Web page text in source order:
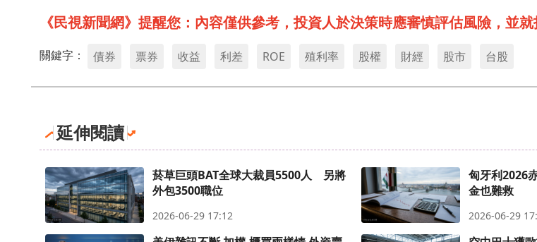
《民視新聞網》提醒您：內容僅供參考，投資人於決策時應審慎評估風險，並就
關鍵字： 債券 票券 收益 利差 ROE 殖利率 股權 財經 股市 台股
延伸閱讀
菸草巨頭BAT全球大裁員5500人 另將
外包3500職位
2026-06-29 17:12
匈牙利2026
金也難救
2026-06-29